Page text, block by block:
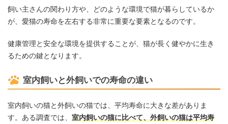
飼い主さんの関わり方や、どのような環境で猫が暮らしているか
が、愛猫の寿命を左右する非常に重要な要素となるのです。
健康管理と安全な環境を提供することが、猫が長く健やかに生き
るための鍵となります。
室内飼いと外飼いでの寿命の違い
室内飼いの猫と外飼いの猫では、平均寿命に大きな差がありま
す。ある調査では、 室内飼いの猫に比べて、外飼いの猫は平均寿